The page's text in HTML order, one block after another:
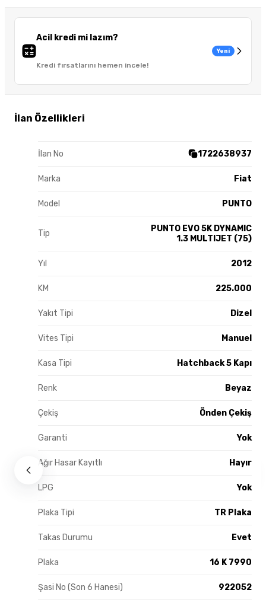
Acil kredi mi lazım?
Kredi fırsatlarını hemen incele!
Yeni
İlan Özellikleri
İlan No 1722638937
Marka Fiat
Model PUNTO
Tip
PUNTO EVO 5K DYNAMIC
1.3 MULTIJET (75)
Yıl 2012
KM 225.000
Yakıt Tipi Dizel
Vites Tipi Manuel
Kasa Tipi Hatchback 5 Kapı
Renk Beyaz
Çekiş Önden Çekiş
Garanti Yok
Ağır Hasar Kayıtlı Hayır
LPG Yok
Plaka Tipi TR Plaka
Takas Durumu Evet
Plaka 16 K 7990
Şasi No (Son 6 Hanesi) 922052